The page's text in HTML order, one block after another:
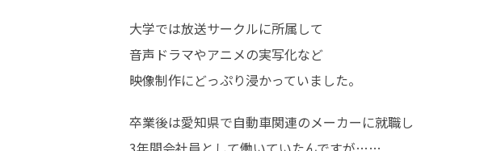
大学では放送サークルに所属して
音声ドラマやアニメの実写化など
映像制作にどっぷり浸かっていました。
卒業後は愛知県で自動車関連のメーカーに就職し